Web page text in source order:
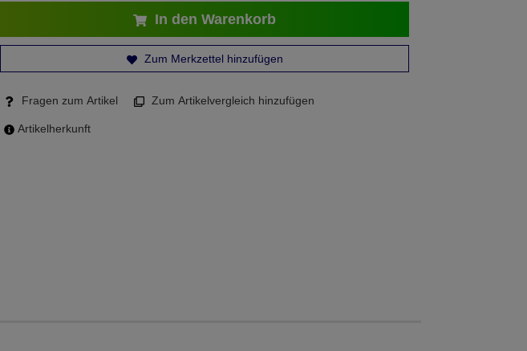
In den Warenkorb
Zum Merkzettel hinzufügen
Fragen zum Artikel Zum Artikelvergleich hinzufügen
Artikelherkunft